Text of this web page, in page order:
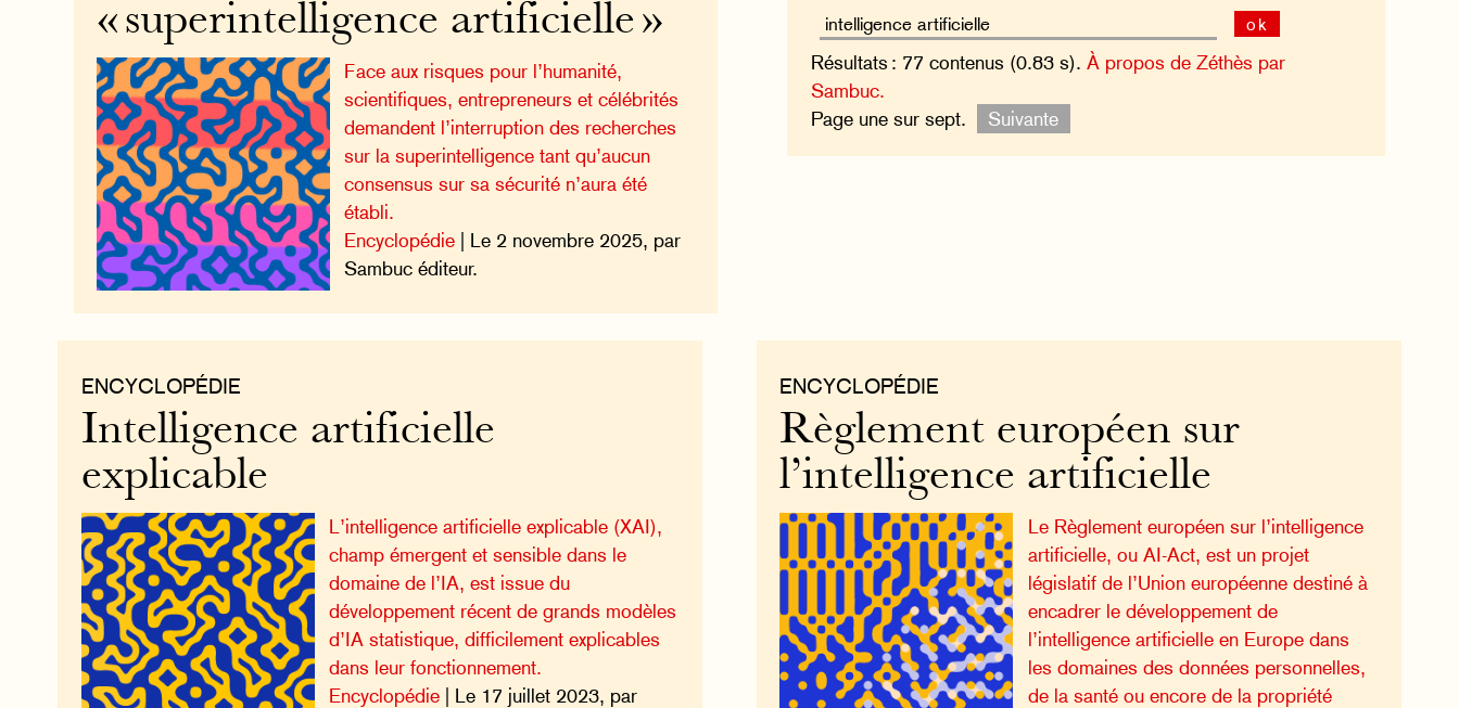
ok
Résultats : 77 contenus (0.83 s). À propos de Zéthès par
Sambuc.
Page une sur sept.
Suivante
« superintelligence artificielle »
Face aux risques pour l’humanité,
scientifiques, entrepreneurs et célébrités
demandent l’interruption des recherches
sur la superintelligence tant qu’aucun
consensus sur sa sécurité n’aura été
établi.
Encyclopédie | Le 2 novembre 2025, par
Sambuc éditeur.
ENCYCLOPÉDIE
Règlement européen sur
l’intelligence artificielle
Le Règlement européen sur l’intelligence
artificielle, ou AI-Act, est un projet
législatif de l’Union européenne destiné à
encadrer le développement de
l’intelligence artificielle en Europe dans
les domaines des données personnelles,
de la santé ou encore de la propriété
ENCYCLOPÉDIE
Intelligence artificielle
explicable
L’intelligence artificielle explicable (XAI),
champ émergent et sensible dans le
domaine de l’IA, est issue du
développement récent de grands modèles
d’IA statistique, difficilement explicables
dans leur fonctionnement.
Encyclopédie | Le 17 juillet 2023, par